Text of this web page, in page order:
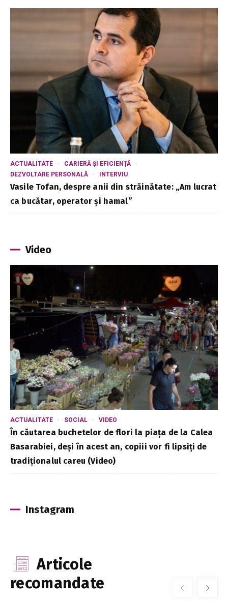
ACTUALITATE
CARIERĂ ȘI EFICIENȚĂ
DEZVOLTARE PERSONALĂ
INTERVIU
Vasile Tofan, despre anii din străinătate: „Am lucrat
ca bucătar, operator și hamal”
Video
ACTUALITATE SOCIAL VIDEO
În căutarea buchetelor de flori la piața de la Calea
Basarabiei, deși în acest an, copiii vor fi lipsiți de
tradiționalul careu (Video)
Instagram
Articole
recomandate